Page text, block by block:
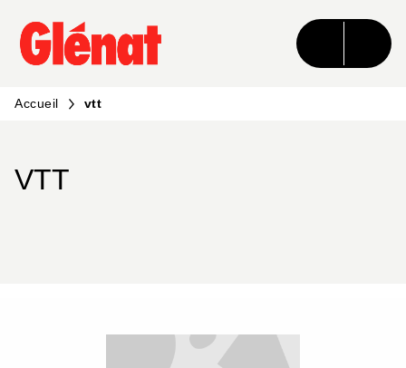
MENU RECHERCHE CONTENU
PIED DE PAGE
Accueil vtt
VTT